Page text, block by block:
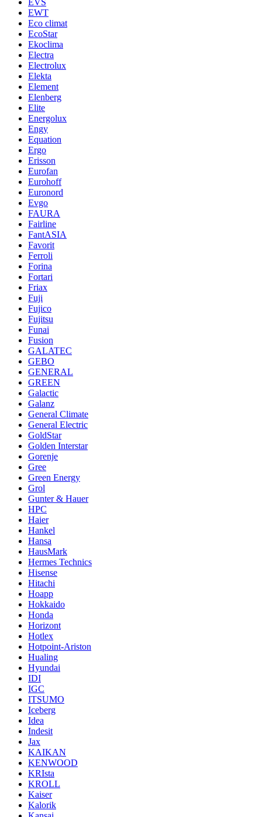
EWT
Eco climat
EcoStar
Ekoclima
Electra
Electrolux
Elekta
Element
Elenberg
Elite
Energolux
Engy
Equation
Ergo
Erisson
Eurofan
Eurohoff
Euronord
Evgo
FAURA
Fairline
FantASIA
Favorit
Ferroli
Forina
Fortari
Friax
Fuji
Fujico
Fujitsu
Funai
Fusion
GALATEC
GEBO
GENERAL
GREEN
Galactic
Galanz
General Climate
General Electric
GoldStar
Golden Interstar
Gorenje
Gree
Green Energy
Grol
Gunter & Hauer
HPC
Haier
Hankel
Hansa
HausMark
Hermes Technics
Hisense
Hitachi
Hoapp
Hokkaido
Honda
Horizont
Hotlex
Hotpoint-Ariston
Hualing
Hyundai
IDI
IGC
ITSUMO
Iceberg
Idea
Indesit
Jax
KAIKAN
KENWOOD
KRIsta
KROLL
Kaiser
Kalorik